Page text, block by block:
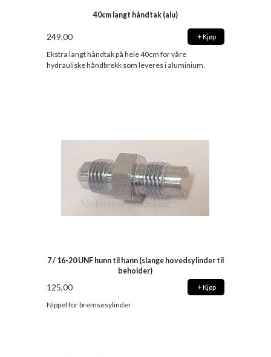
40cm langt håndtak (alu)
249,00 Kjøp
Ekstra langt håndtak på hele 40cm for våre
hydrauliske håndbrekk som leveres i aluminium.
7 / 16-20 UNF hunn til hann (slange hovedsylinder til
beholder)
125,00 Kjøp
Nippel for bremsesylinder